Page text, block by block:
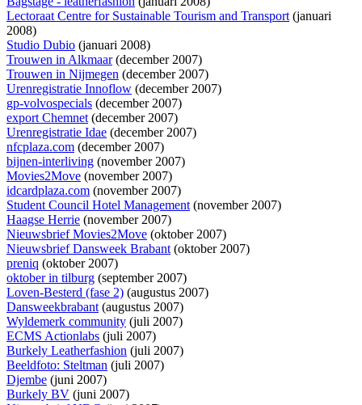
Lectoraat Centre for Sustainable Tourism and Transport(januari
2008)
Studio Dubio (januari 2008)
Trouwen in Alkmaar(december 2007)
Trouwen in Nijmegen (december 2007)
Urenregistratie Innoflow (december 2007)
gp-volvospecials (december 2007)
export Chemnet(december 2007)
Urenregistratie Idae (december 2007)
nfcplaza.com (december 2007)
bijnen-interliving (november 2007)
Movies2Move (november 2007)
idcardplaza.com (november 2007)
Student Council Hotel Management(november 2007)
Haagse Herrie (november 2007)
Nieuwsbrief Movies2Move (oktober 2007)
Nieuwsbrief Dansweek Brabant(oktober 2007)
preniq (oktober 2007)
oktober in tilburg (september 2007)
Loven-Besterd (fase 2) (augustus 2007)
Dansweekbrabant(augustus 2007)
Wyldemerk community (juli 2007)
ECMS Actionlabs (juli 2007)
Burkely Leatherfashion (juli 2007)
Beeldfoto: Steltman (juli 2007)
Djembe (juni 2007)
Burkely BV (juni 2007)